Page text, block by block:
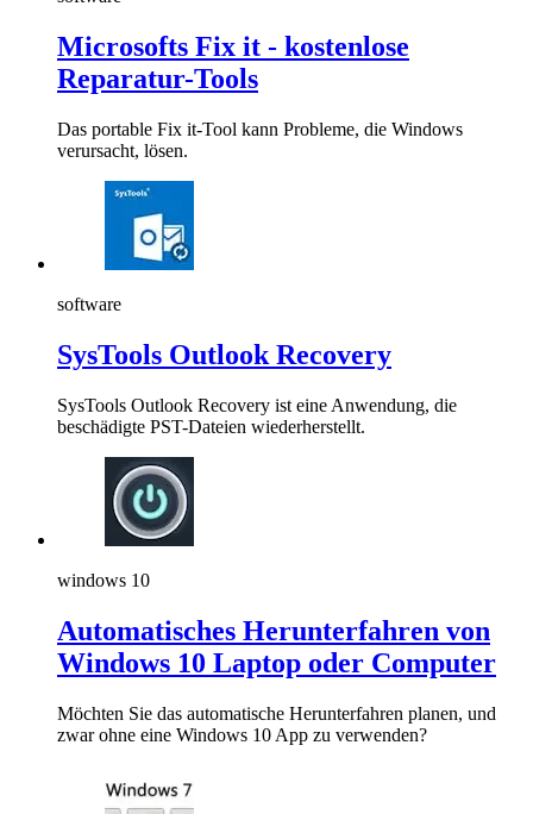
Microsofts Fix it - kostenlose
Reparatur-Tools
Das portable Fix it-Tool kann Probleme, die Windows
verursacht, lösen.
software
SysTools Outlook Recovery
SysTools Outlook Recovery ist eine Anwendung, die
beschädigte PST-Dateien wiederherstellt.
windows 10
Automatisches Herunterfahren von
Windows 10 Laptop oder Computer
Möchten Sie das automatische Herunterfahren planen, und
zwar ohne eine Windows 10 App zu verwenden?